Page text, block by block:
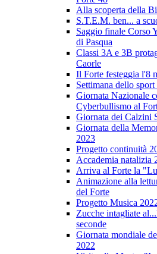
Alla scoperta della
S.T.E.M. ben... a
Saggio finale Corso
di Pasqua
Classi 3A e 3B
Caorle
Il Forte festeggia l'8
Settimana dello
Giornata Nazionale
Cyberbullismo al
Giornata dei Calzini
Giornata della
2023
Progetto continuità
Accademia natalizia
Arriva al Forte la
Animazione alla
del Forte
Progetto Musica
Zucche intagliate
seconde
Giornata mondiale
2022